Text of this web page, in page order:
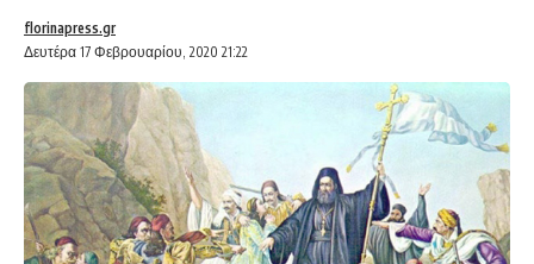
Δευτέρα 17 Φεβρουαρίου, 2020 21:22
florinapress.gr